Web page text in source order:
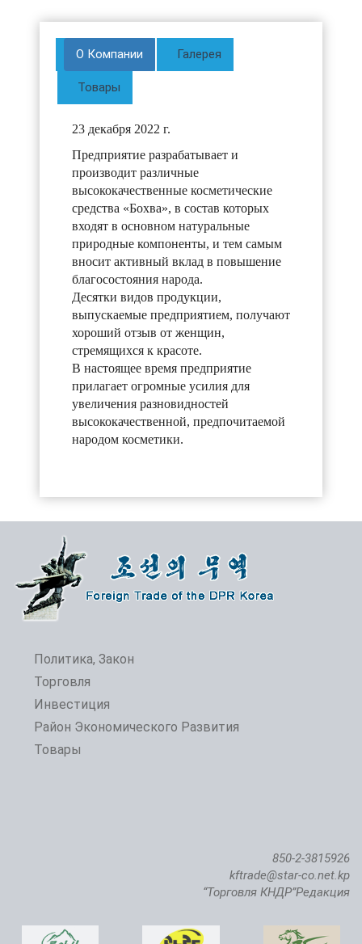
О Компании Галерея
Товары
23 декабря 2022 г.
Предприятие разрабатывает и
производит различные
высококачественные косметические
средства «Бохва», в состав которых
входят в основном натуральные
природные компоненты, и тем самым
вносит активный вклад в повышение
благосостояния народа.
Десятки видов продукции,
выпускаемые предприятием, получают
хороший отзыв от женщин,
стремящихся к красоте.
В настоящее время предприятие
прилагает огромные усилия для
увеличения разновидностей
высококачественной, предпочитаемой
народом косметики.
Политика, Закон
Торговля
Инвестиция
Район Экономического Развития
Товары
850-2-3815926
kftrade@star-co.net.kp
“Торговля КНДР”Редакция